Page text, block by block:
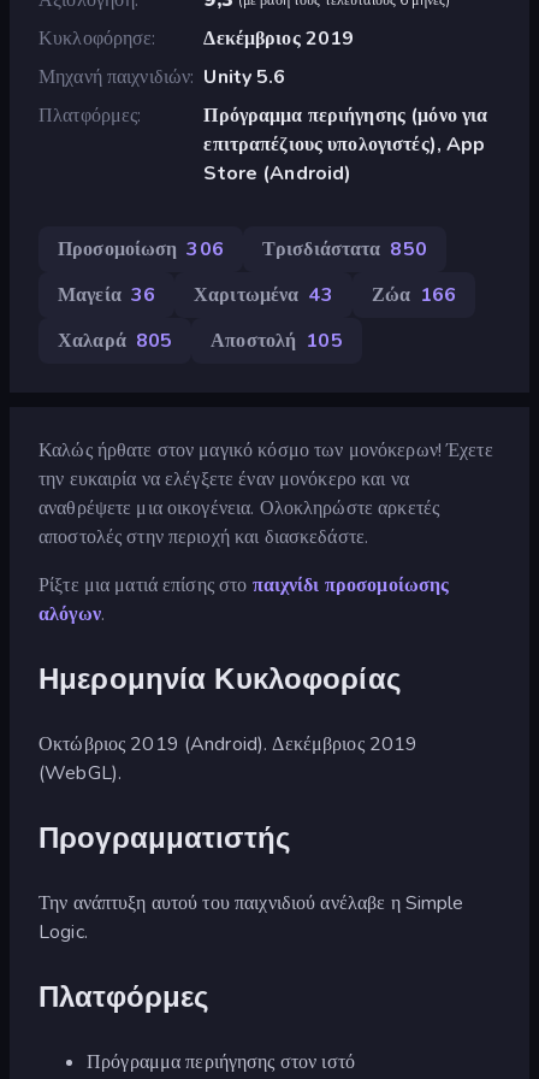
Κυκλοφόρησε
Δεκέμβριος 2019
Μηχανή παιχνιδιών Unity 5.6
Πλατφόρμες
Πρόγραμμα περιήγησης (μόνο για
επιτραπέζιους υπολογιστές), App
Store (Android)
Προσομοίωση 306 Τρισδιάστατα 850
Μαγεία 36 Χαριτωμένα 43 Ζώα 166
Χαλαρά 805 Αποστολή 105
Καλώς ήρθατε στον μαγικό κόσμο των μονόκερων! Έχετε
την ευκαιρία να ελέγξετε έναν μονόκερο και να
αναθρέψετε μια οικογένεια. Ολοκληρώστε αρκετές
αποστολές στην περιοχή και διασκεδάστε.
Ρίξτε μια ματιά επίσης στο παιχνίδι προσομοίωσης
αλόγων.
Ημερομηνία Κυκλοφορίας
Οκτώβριος 2019 (Android). Δεκέμβριος 2019
(WebGL).
Προγραμματιστής
Την ανάπτυξη αυτού του παιχνιδιού ανέλαβε η Simple
Logic.
Πλατφόρμες
Πρόγραμμα περιήγησης στον ιστό